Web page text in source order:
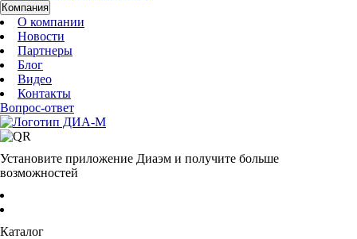
Компания
О компании
Новости
Партнеры
Блог
Видео
Контакты
Вопрос-ответ
Установите приложение Диаэм и получите больше
возможностей
Каталог